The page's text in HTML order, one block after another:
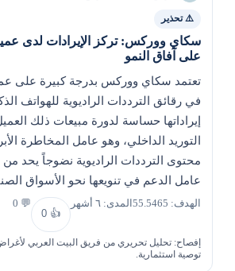
⚠️ تحذير
سكاي ووركس: تركز الإيرادات لدى
على آفاق النمو
تعتمد سكاي ووركس بدرجة كبيرة على
في رقائق الترددات الراديوية للهواتف
إيراداتها حساسة لدورة مبيعات ذلك
التوريد الداخلي، وهو عامل المخاطرة
محتوى الترددات الراديوية نضوجاً يحد من
عامل الدعم في تنويعها نحو الأسواق
الهدف: 55.5465
المدى: ٦ أشهر
👍
0
💬 0
إفصاح: تحليل تحريري من فريق البيت العربي
توصية استثمارية.